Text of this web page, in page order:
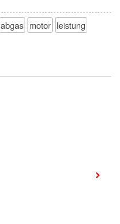
abgas motor leistung